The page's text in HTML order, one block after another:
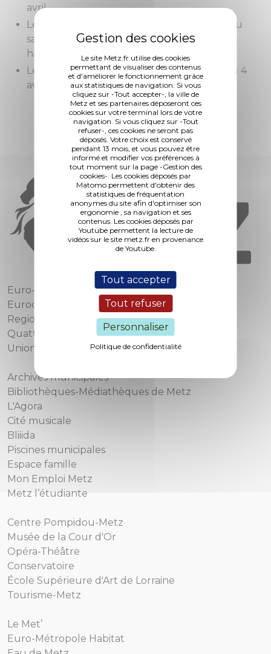
Le site Metz.fr utilise des cookies
permettant de visualiser des contenus
et d'améliorer le fonctionnement grâce
aux statistiques de navigation. Si vous
cliquez sur -Tout accepter-, la ville de
Metz et ses partenaires déposeront ces
cookies sur votre terminal lors de votre
navigation. Si vous cliquez sur -Tout
refuser-, ces cookies ne seront pas
déposés. Votre choix est conservé
pendant 13 mois, et vous pouvez être
informé et modifier vos préférences à
tout moment sur la page -Gestion des
cookies-. Les cookies déposés par
Matomo permettent d'obtenir des
statistiques de fréquentation
anonymes du site afin d'optimiser son
ergonomie , sa navigation et ses
contenus. Les cookies déposés par
Youtube permettent la lecture de
vidéos sur le site metz.fr en provenance
de Youtube.
Tout accepter
Tout refuser
Personnaliser
Politique de confidentialité
avril.
Le
du
samedi 3 avril seront ouverts aux horaires
habituels.
Le
marché place Philippe de Vigneulles
du 4
avril sera maintenu de 8h00 à 13h00.
Euro-Métropole de Metz
Eurodépartement de Moselle
Region Grand Est
Quattropole
Union européenne
Archives municipales
Bibliothèques-Médiathèques de Metz
L'Agora
Cité musicale
Bliiida
Piscines municipales
Espace famille
Mon Emploi Metz
Metz l’étudiante
Centre Pompidou-Metz
Musée de la Cour d'Or
Opéra-Théâtre
Conservatoire
École Supérieure d'Art de Lorraine
Tourisme-Metz
Le Met’
Euro-Métropole Habitat